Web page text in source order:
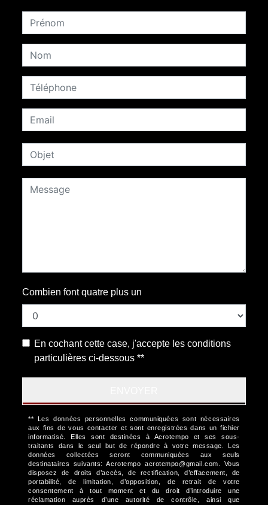
Combien font quatre plus un
En cochant cette case, j'accepte les conditions
particulières ci-dessous **
** Les données personnelles communiquées sont nécessaires
aux fins de vous contacter et sont enregistrées dans un fichier
informatisé. Elles sont destinées à Acrotempo et ses sous-
traitants dans le seul but de répondre à votre message. Les
données collectées seront communiquées aux seuls
destinataires suivants: Acrotempo acrotempo@gmail.com. Vous
disposez de droits d’accès, de rectification, d’effacement, de
portabilité, de limitation, d’opposition, de retrait de votre
consentement à tout moment et du droit d’introduire une
réclamation auprès d’une autorité de contrôle, ainsi que